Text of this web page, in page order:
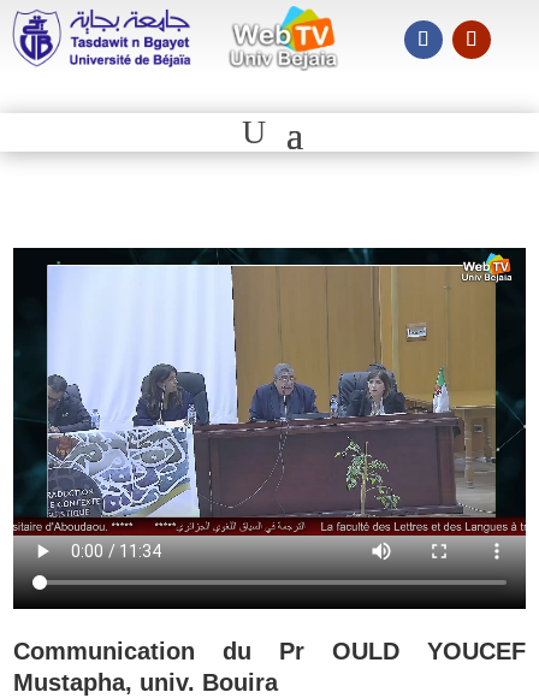
Communication du Pr OULD YOUCEF
Mustapha, univ. Bouira